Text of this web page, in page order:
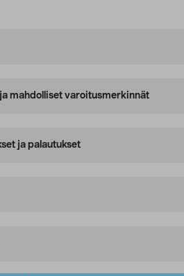
mahdolliset varoitusmerkinnät
ja palautukset